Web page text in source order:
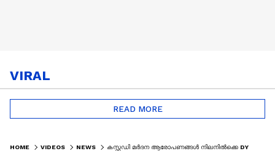
VIRAL
READ MORE
HOME VIDEOS NEWS